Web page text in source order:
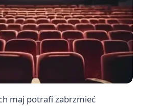
maj potrafi zabrzmieć